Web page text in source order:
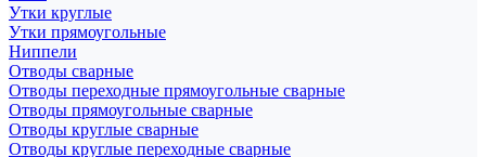
Утки круглые
Утки прямоугольные
Ниппели
Отводы сварные
Отводы переходные прямоугольные сварные
Отводы прямоугольные сварные
Отводы круглые сварные
Отводы круглые переходные сварные